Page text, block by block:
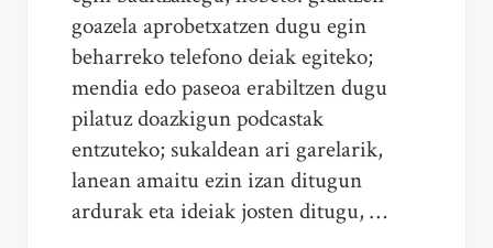
goazela aprobetxatzen dugu egin
beharreko telefono deiak egiteko;
mendia edo paseoa erabiltzen dugu
pilatuz doazkigun podcastak
entzuteko; sukaldean ari garelarik,
lanean amaitu ezin izan ditugun
ardurak eta ideiak josten ditugu, …